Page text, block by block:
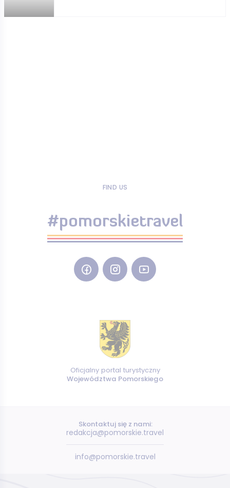
FIND US
#pomorskietravel
Oficjalny portal turystyczny
Województwa Pomorskiego
Skontaktuj się z nami:
redakcja@pomorskie.travel
info@pomorskie.travel